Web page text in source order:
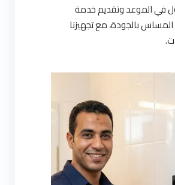
في الموعد وتقديم خدمة
بالجودة، مع تجهيزنا